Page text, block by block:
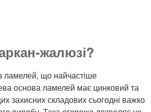
жалюзі?
ламелей, що найчастіше
основа ламелей має цинковий та
захисних складових сьогодні важко